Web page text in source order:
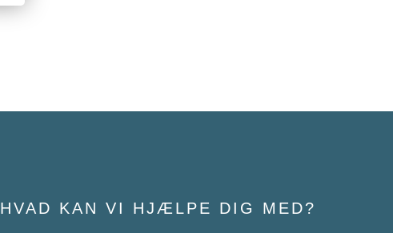
HVAD KAN VI HJÆLPE DIG MED?